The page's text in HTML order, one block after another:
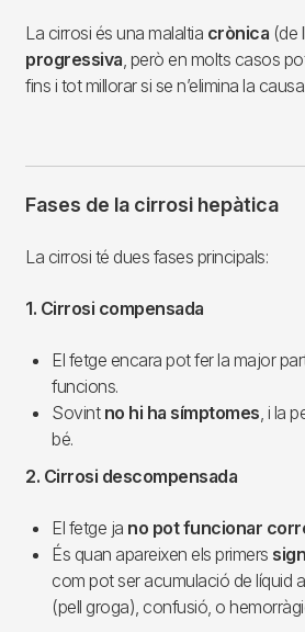
La cirrosi és una malaltia crònica (de
progressiva , però en molts casos
fins i tot millorar si se n’elimina la causa.
Fases de la cirrosi hepàtica
La cirrosi té dues fases principals:
1. Cirrosi compensada
El fetge encara pot fer la major
funcions.
Sovint no hi ha símptomes , i la
bé.
2. Cirrosi descompensada
El fetge ja no pot funcionar
És quan apareixen els primers
com pot ser acumulació de líquid
(pell groga), confusió, o